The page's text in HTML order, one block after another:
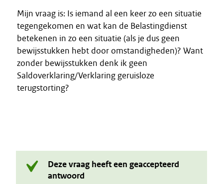
Mijn vraag is: Is iemand al een keer zo een situatie
tegengekomen en wat kan de Belastingdienst
betekenen in zo een situatie (als je dus geen
bewijsstukken hebt door omstandigheden)? Want
zonder bewijsstukken denk ik geen
Saldoverklaring/Verklaring geruisloze
terugstorting?
Deze vraag heeft een geaccepteerd
antwoord